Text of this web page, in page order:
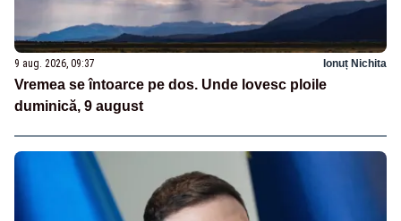
9 aug. 2026, 09:37 Ionuț Nichita
Vremea se întoarce pe dos. Unde lovesc ploile
duminică, 9 august